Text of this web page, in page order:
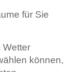
für Sie
Wetter
können,